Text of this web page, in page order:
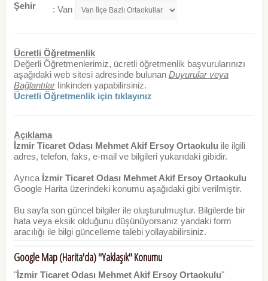
Şehir
: Van
Ücretli Öğretmenlik
Değerli Öğretmenlerimiz, ücretli öğretmenlik başvurularınızı
aşağıdaki web sitesi adresinde bulunan Duyurular veya
Bağlantılarlinkinden yapabilirsiniz.
Ücretli Öğretmenlik için tıklayınız
Açıklama
İzmir Ticaret Odası Mehmet Akif Ersoy Ortaokulu ile ilgili
adres, telefon, faks, e-mail ve bilgileri yukarıdaki gibidir.
Ayrıca İzmir Ticaret Odası Mehmet Akif Ersoy Ortaokulu
Google Harita üzerindeki konumu aşağıdaki gibi verilmiştir.
Bu sayfa son güncel bilgiler ile oluşturulmuştur. Bilgilerde bir
hata veya eksik olduğunu düşünüyorsanız yandaki form
aracılığı ile bilgi güncelleme talebi yollayabilirsiniz.
Google Map (Harita'da) "Yaklaşık" Konumu
"İzmir Ticaret Odası Mehmet Akif Ersoy Ortaokulu"